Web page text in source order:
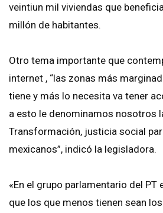
veintiun mil viviendas que
millón de habitantes.
Otro tema importante que
internet , “las zonas más
tiene y más lo necesita va tener
a esto le denominamos nosotros
Transformación, justicia social
mexicanos”, indicó la legisladora.
«En el grupo parlamentario del
que los que menos tienen sean